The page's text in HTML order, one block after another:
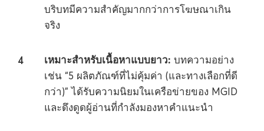
บริบทมีความสำคัญมากกว่าการโฆษณาเกิน
จริง
เหมาะสำหรับเนื้อหาแบบยาว: บทความอย่าง
เช่น “5 ผลิตภัณฑ์ที่ไม่คุ้มค่า (และทางเลือกที่ดี
กว่า)” ได้รับความนิยมในเครือข่ายของ MGID
และดึงดูดผู้อ่านที่กำลังมองหาคำแนะนำ